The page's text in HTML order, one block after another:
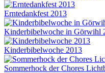
Erntedankfest 2013
Kinderbibelwoche in Görwihl
Kinderbibelwoche 2013
Sommerhock der Chores